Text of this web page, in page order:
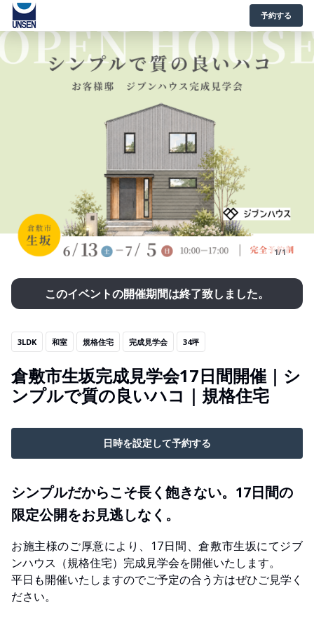
予約する
1/1
このイベントの開催期間は終了致しました。
3LDK 和室 規格住宅 完成見学会 34坪
倉敷市生坂完成見学会17日間開催｜シ
ンプルで質の良いハコ｜規格住宅
日時を設定して予約する
シンプルだからこそ長く飽きない。17日間の
限定公開をお見逃しなく。
お施主様のご厚意により、17日間、倉敷市生坂にてジブ
ンハウス（規格住宅）完成見学会を開催いたします。
平日も開催いたしますのでご予定の合う方はぜひご見学く
ださい。